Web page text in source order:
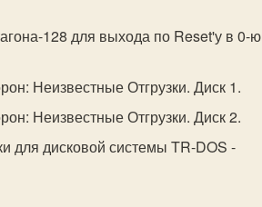
128 для выхода по Reset'у в 0-ю
Неизвестные Отгрузки. Диск 1.
Неизвестные Отгрузки. Диск 2.
для дисковой системы TR-DOS -